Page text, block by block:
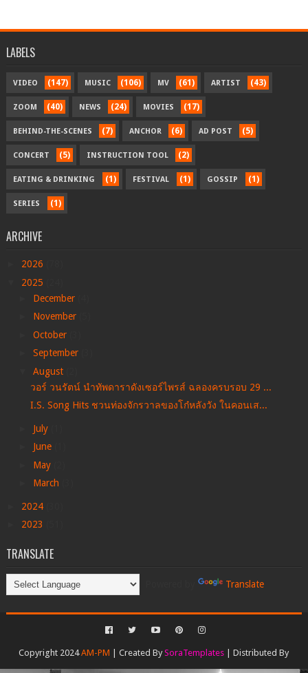
LABELS
VIDEO (147) MUSIC (106) MV (61) ARTIST (43)
ZOOM (40) NEWS (24) MOVIES (17)
BEHIND-THE-SCENES (7) ANCHOR (6) AD POST (5)
CONCERT (5) INSTRUCTION TOOL (2)
EATING & DRINKING (1) FESTIVAL (1) GOSSIP (1)
SERIES (1)
ARCHIVE
2026
2025
December
November
October
September
August
วอร์ วนรัตน์ นำทัพดาราดังเซอร์ไพรส์ ฉลองครบรอบ 29 ...
I.S. Song Hits ชวนท่องจักรวาลของโก๋หลังวัง ในคอนเส...
July
June
May
March
2024
2023
TRANSLATE
Translate
Copyright 2024AM-PM | Created BySoraTemplates | Distributed By